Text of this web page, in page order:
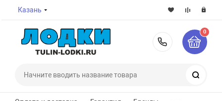
Казань
8-800-
0